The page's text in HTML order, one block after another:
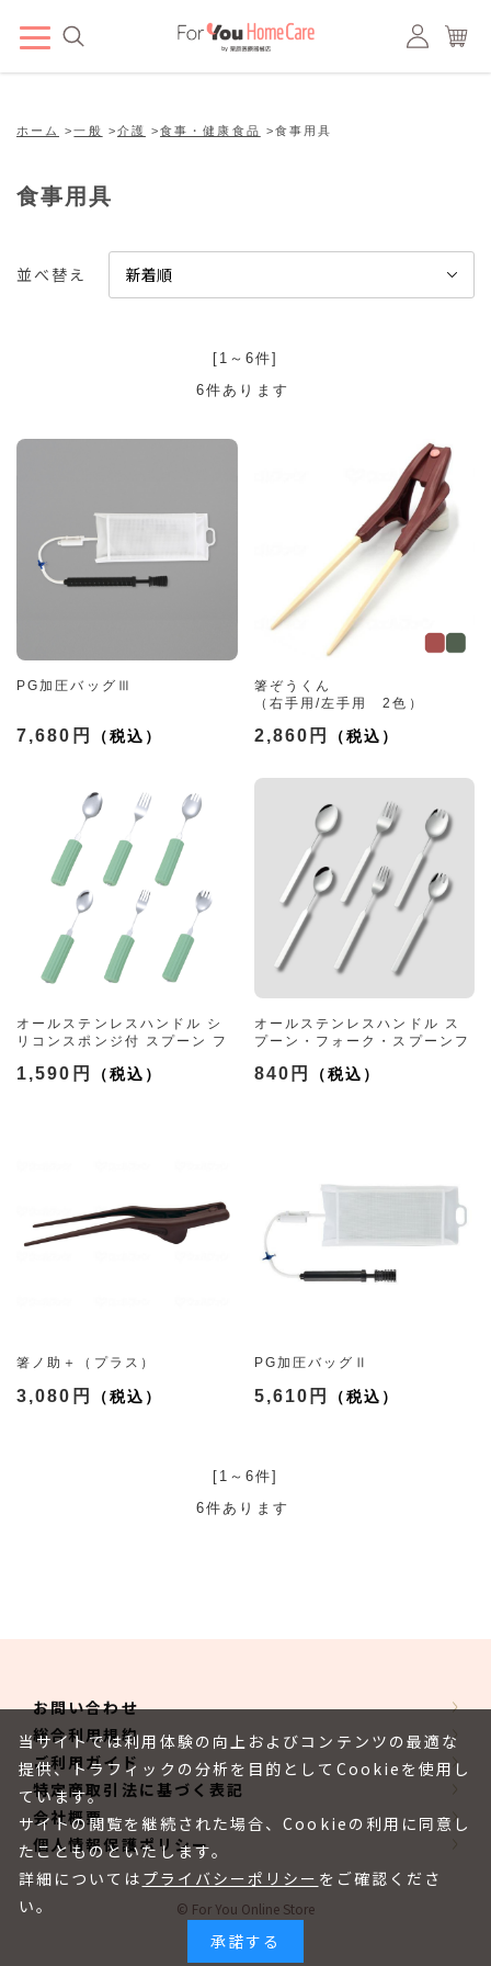
ホーム >一般 >介護 >食事・健康食品 >食事用具
食事用具
並べ替え
[1～6件]
6件あります
PG加圧バッグⅢ
7,680円
箸ぞうくん
（右手用/左手用 2色）
2,860円
オールステンレスハンドル シ
リコンスポンジ付 スプーン フ
（大/小 3種）
1,590円
オールステンレスハンドル ス
プーン・フォーク・スプーンフ
（大/小 4種）
840円
箸ノ助＋（プラス）
3,080円
PG加圧バッグⅡ
5,610円
[1～6件]
6件あります
お問い合わせ
総合利用規約
ご利用ガイド
特定商取引法に基づく表記
会社概要
個人情報保護ポリシー
© For You Online Store
当サイトでは利用体験の向上およびコンテンツの最適な
提供、トラフィックの分析を目的としてCookieを使用し
ています。
サイトの閲覧を継続された場合、Cookieの利用に同意し
たことものといたします。
詳細については プライバシーポリシー をご確認くださ
い。
承諾する